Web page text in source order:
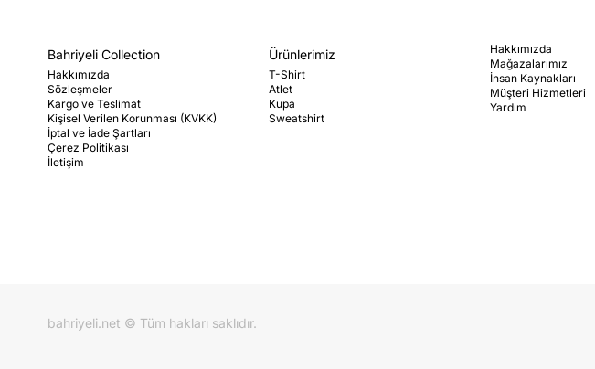
Bahriyeli Collection
Hakkımızda
Sözleşmeler
Kargo ve Teslimat
Kişisel Verilen Korunması (KVKK)
İptal ve İade Şartları
Çerez Politikası
İletişim
Ürünlerimiz
T-Shirt
Atlet
Kupa
Sweatshirt
Hakkımızda
Mağazalarımız
İnsan Kaynakları
Müşteri Hizmetleri
Yardım
bahriyeli.net © Tüm hakları saklıdır.